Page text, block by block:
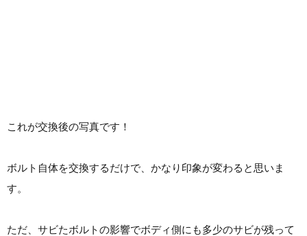
これが交換後の写真です！
ボルト自体を交換するだけで、かなり印象が変わると思いま
す。
ただ、サビたボルトの影響でボディ側にも多少のサビが残って